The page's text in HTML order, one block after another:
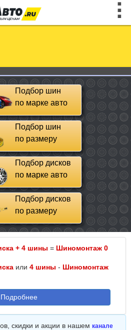
Подбор шин
по марке авто
Подбор шин
по размеру
Подбор дисков
по марке авто
Подбор дисков
по размеру
+ 4 шины = Шиномонтаж 0
или 4 шины - Шиномонтаж
Подробнее
скидки и акции в нашем канале